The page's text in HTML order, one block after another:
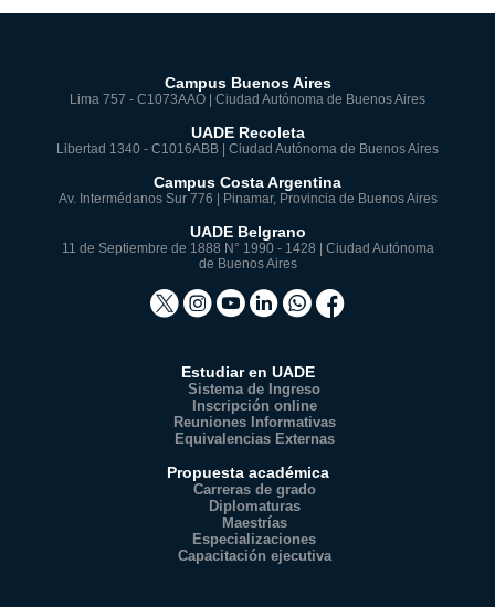
Campus Buenos Aires
Lima 757 - C1073AAO | Ciudad Autónoma de Buenos Aires
UADE Recoleta
Libertad 1340 - C1016ABB | Ciudad Autónoma de Buenos Aires
Campus Costa Argentina
Av. Intermédanos Sur 776 | Pinamar, Provincia de Buenos Aires
UADE Belgrano
11 de Septiembre de 1888 N° 1990 - 1428 | Ciudad Autónoma
de Buenos Aires
Estudiar en UADE
Sistema de Ingreso
Inscripción online
Reuniones Informativas
Equivalencias Externas
Propuesta académica
Carreras de grado
Diplomaturas
Maestrías
Especializaciones
Capacitación ejecutiva